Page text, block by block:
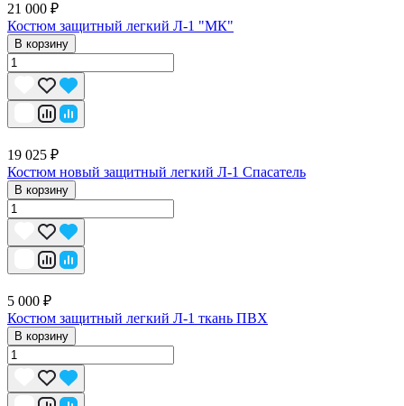
21 000 ₽
Костюм защитный легкий Л-1 "МК"
В корзину
19 025 ₽
Костюм новый защитный легкий Л-1 Спасатель
В корзину
5 000 ₽
Костюм защитный легкий Л-1 ткань ПВХ
В корзину